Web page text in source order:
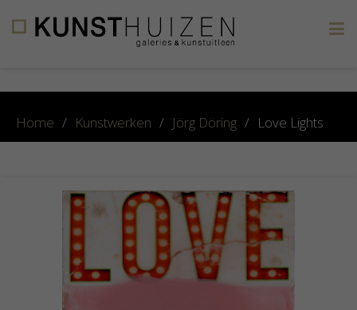
Home / Kunstwerken / Jörg Döring / Love Lights